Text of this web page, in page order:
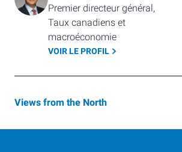
Premier directeur général,
Taux canadiens et
macroéconomie
VOIR LE PROFIL
Views from the North